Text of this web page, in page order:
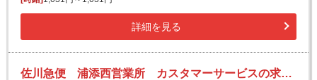
詳細を見る
佐川急便 浦添西営業所 カスタマーサービスの求人！未経験歓迎！先輩たちがサポートします♪